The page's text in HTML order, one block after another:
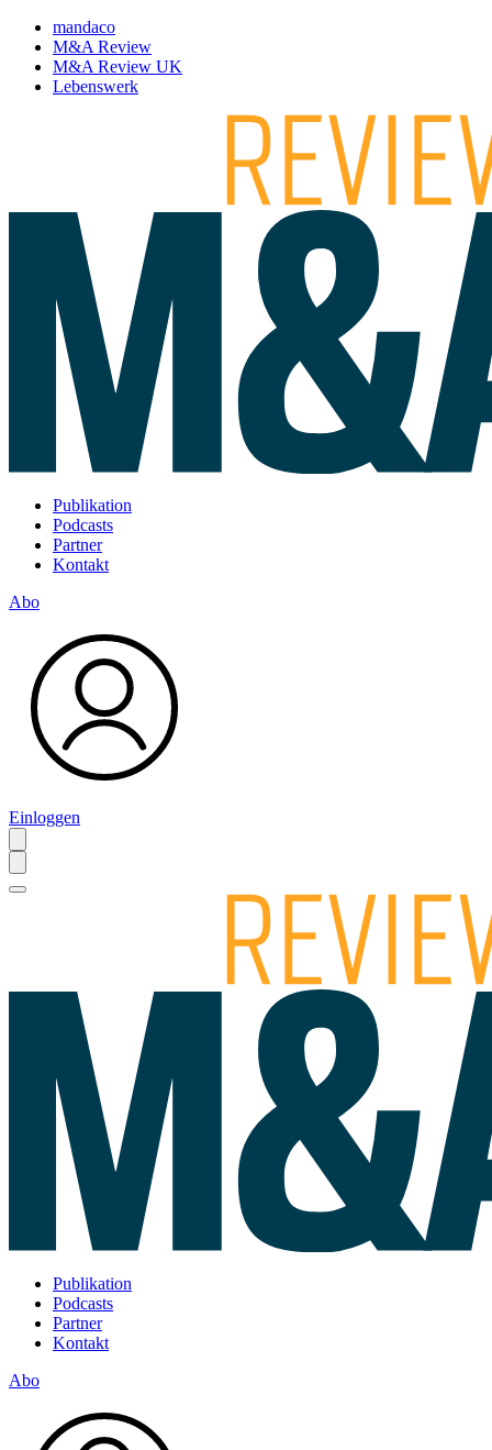
mandaco
M&A Review
M&A Review UK
Lebenswerk
Publikation
Podcasts
Partner
Kontakt
Abo
Einloggen
Publikation
Podcasts
Partner
Kontakt
Abo